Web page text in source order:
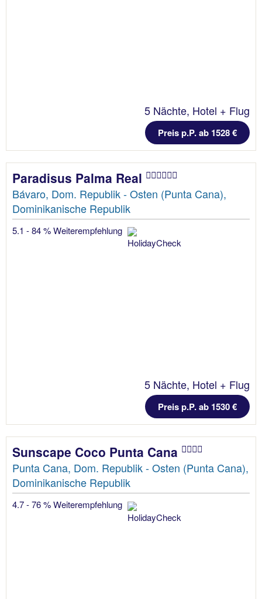
5 Nächte, Hotel + Flug
Preis p.P. ab 1528 €
Paradisus Palma Real
Bávaro, Dom. Republik - Osten (Punta Cana),
Dominikanische Republik
5.1 - 84 % Weiterempfehlung
5 Nächte, Hotel + Flug
Preis p.P. ab 1530 €
Sunscape Coco Punta Cana
Punta Cana, Dom. Republik - Osten (Punta Cana),
Dominikanische Republik
4.7 - 76 % Weiterempfehlung